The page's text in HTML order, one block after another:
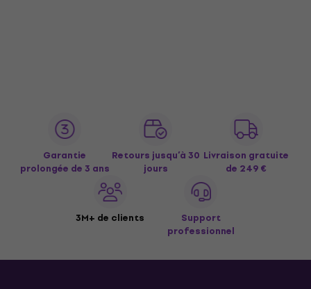
Garantie
prolongée de 3 ans
Retours jusqu’à 30
jours
Livraison gratuite
de 249 €
3M+ de clients
Support
professionnel